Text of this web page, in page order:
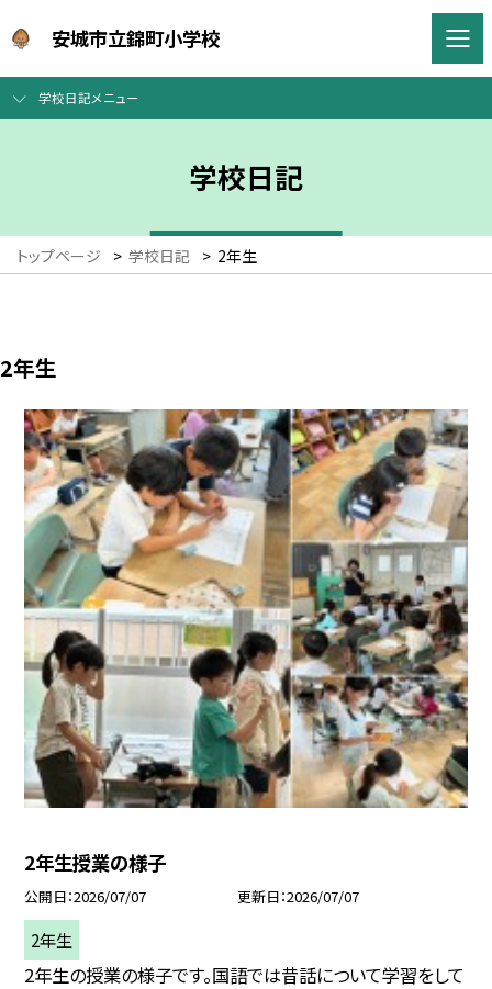
安城市立錦町小学校
学校日記メニュー
学校日記
トップページ > 学校日記 > 2年生
2年生
2年生授業の様子
公開日 2026/07/07 更新日 2026/07/07
2年生
2年生の授業の様子です。国語では昔話について学習をして